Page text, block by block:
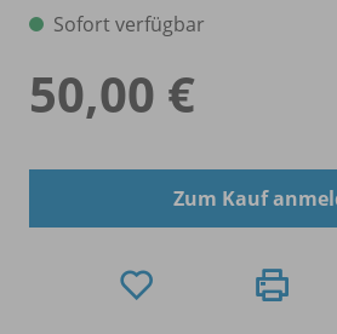
Sofort verfügbar
50,00 €
Zum Kauf